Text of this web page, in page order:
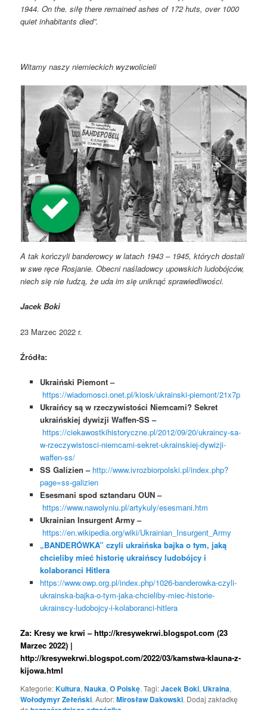
1944. On the. siłę there remained ashes of 172 huts, over 1000
quiet inhabitants died”.
Witamy naszy niemieckich wyzwolicieli
A tak kończyli banderowcy w latach 1943 – 1945, których dostali
w swe ręce Rosjanie. Obecni naśladowcy upowskich ludobójców,
niech się nie łudzą, że uda im się uniknąć sprawiedliwości.
Jacek Boki
23 Marzec 2022 r.
Źródła:
Ukraiński Piemont –
https://wiadomosci.onet.pl/kiosk/ukrainski-piemont/21x7p
Ukraińcy są w rzeczywistości Niemcami? Sekret
ukraińskiej dywizji Waffen-SS –
https://ciekawostkihistoryczne.pl/2012/09/20/ukraincy-sa-
w-rzeczywistosci-niemcami-sekret-ukrainskiej-dywizji-
waffen-ss/
SS Galizien – http://www.ivrozbiorpolski.pl/index.php?
page=ss-galizien
Esesmani spod sztandaru OUN –
https://www.nawolyniu.pl/artykuly/esesmani.htm
Ukrainian Insurgent Army –
https://en.wikipedia.org/wiki/Ukrainian_Insurgent_Army
„BANDERÓWKA” czyli ukraińska bajka o tym, jaką
chcieliby mieć historię ukraińscy ludobójcy i
kolaboranci Hitlera
https://www.owp.org.pl/index.php/1026-banderowka-czyli-
ukrainska-bajka-o-tym-jaka-chcieliby-miec-historie-
ukrainscy-ludobojcy-i-kolaboranci-hitlera
Za: Kresy we krwi – http://kresywekrwi.blogspot.com (23
Marzec 2022) |
http://kresywekrwi.blogspot.com/2022/03/kamstwa-klauna-z-
kijowa.html
Kategorie:Kultura,Nauka,O Polskę. Tagi:Jacek Boki, Ukraina,
Wołodymyr Zełeński. Autor:Mirosław Dakowski. Dodaj zakładkę